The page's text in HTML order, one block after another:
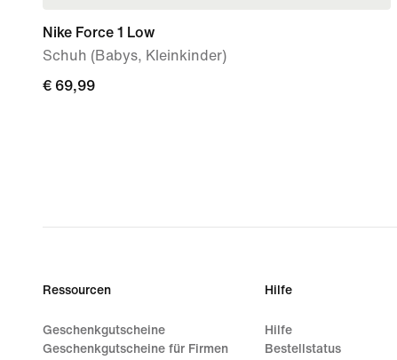
Nike Force 1 Low
Schuh (Babys, Kleinkinder)
€ 69,99
€ 69,99
Ressourcen
Geschenkgutscheine
Geschenkgutscheine für Firmen
Hilfe
Hilfe
Bestellstatus